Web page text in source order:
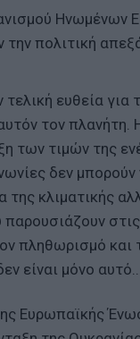
Ηνωμένων
πολιτική
ευθεία για
τον
των τιμών της
δεν
της κλιματικής
πληθωρισμό
είναι μόνο
Ευρωπαϊκής